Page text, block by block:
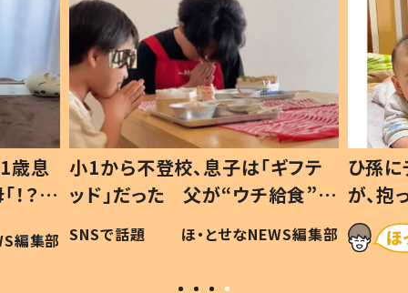
歳息
？」
編集部
小1から不登校、息子は「ギフテ
ッド」だった 父が“ウチ給食”を
作り続ける理由とは #令和の親
#令和の子
SNSで話題 ほ・とせなNEWS編集部
ひ孫
が、
「涙が
い」